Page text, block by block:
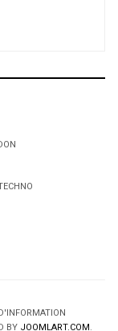
BY JOOMLART.COM.